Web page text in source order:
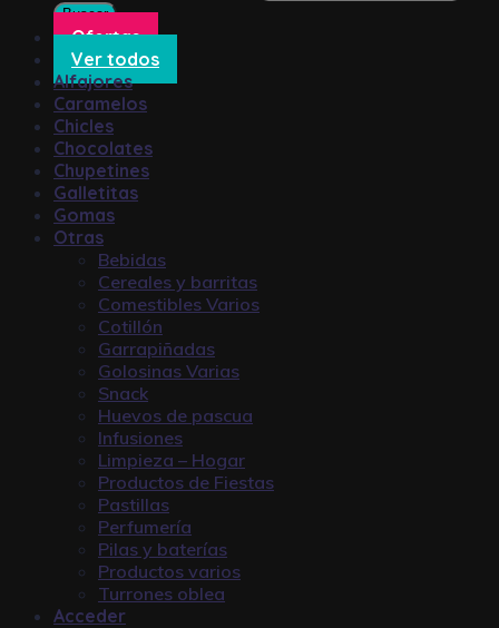
Buscar
Ofertas
Ver todos
Alfajores
Caramelos
Chicles
Chocolates
Chupetines
Galletitas
Gomas
Otras
Bebidas
Cereales y barritas
Comestibles Varios
Cotillón
Garrapiñadas
Golosinas Varias
Snack
Huevos de pascua
Infusiones
Limpieza – Hogar
Productos de Fiestas
Pastillas
Perfumería
Pilas y baterías
Productos varios
Turrones oblea
Acceder